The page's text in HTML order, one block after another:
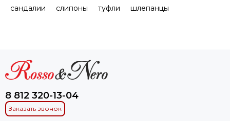
сандалии слипоны туфли шлепанцы
8 812 320-13-04
Заказать звонок